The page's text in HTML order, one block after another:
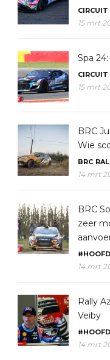
CIRCUIT
15 mrt
Spa
CIRCUIT
15 mrt
BRC
Wie
BRC
14 mrt
BRC
zeer
14 mrt
Rally
Veiby
14 mrt